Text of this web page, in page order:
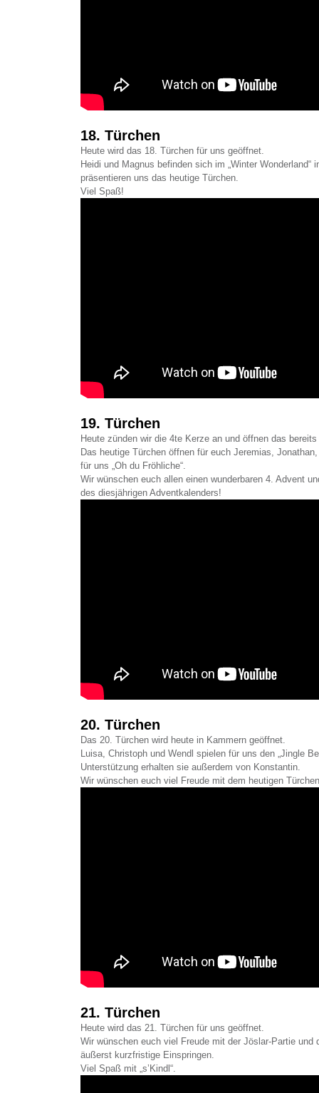
18. Türchen
Heute wird das 18. Türchen für uns geöffnet.
Heidi und Magnus befinden sich im „Winter Wonderland“
präsentieren uns das heutige Türchen.
Viel Spaß!
19. Türchen
Heute zünden wir die 4te Kerze an und öffnen das
Das heutige Türchen öffnen für euch Jeremias,
für uns „Oh du Fröhliche“.
Wir wünschen euch allen einen wunderbaren 4. Advent
des diesjährigen Adventkalenders!
20. Türchen
Das 20. Türchen wird heute in Kammern geöffnet.
Luisa, Christoph und Wendl spielen für uns den „Jingle
Unterstützung erhalten sie außerdem von Konstantin.
Wir wünschen euch viel Freude mit dem heutigen
21. Türchen
Heute wird das 21. Türchen für uns geöffnet.
Wir wünschen euch viel Freude mit der Jöslar-Partie und
äußerst kurzfristige Einspringen.
Viel Spaß mit „s’Kindl“.